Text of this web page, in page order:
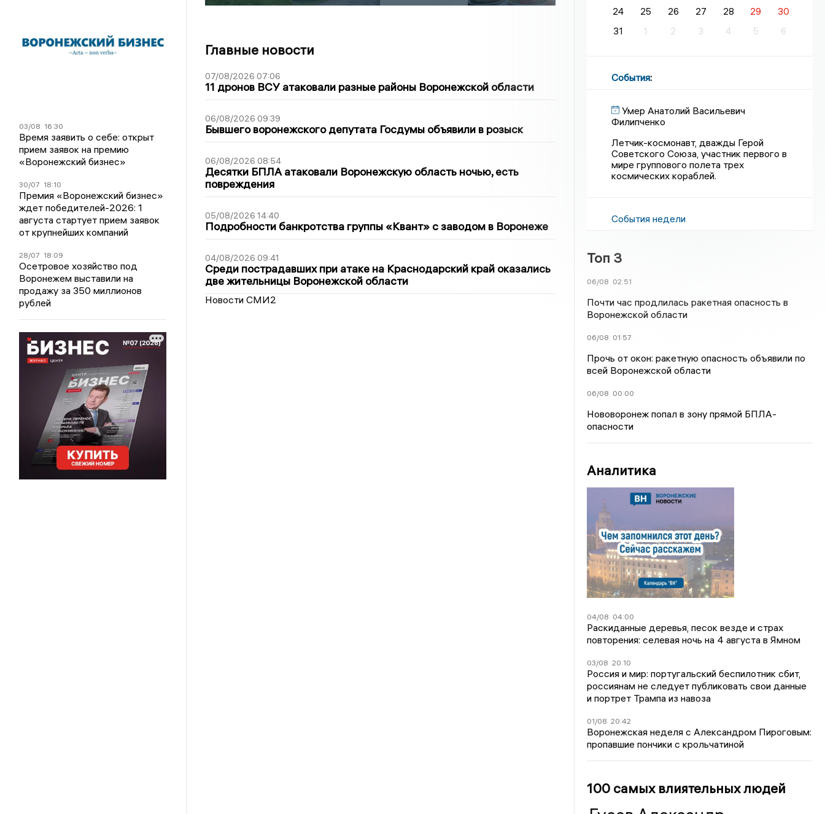
03/08 16:30
Время заявить о себе: открыт
прием заявок на премию
«Воронежский бизнес»
30/07 18:10
Премия «Воронежский бизнес»
ждет победителей-2026: 1
августа стартует прием заявок
от крупнейших компаний
28/07 18:09
Осетровое хозяйство под
Воронежем выставили на
продажу за 350 миллионов
рублей
Главные новости
07/08/2026 07:06
11 дронов ВСУ атаковали разные районы Воронежской области
06/08/2026 09:39
Бывшего воронежского депутата Госдумы объявили в розыск
06/08/2026 08:54
Десятки БПЛА атаковали Воронежскую область ночью, есть
повреждения
05/08/2026 14:40
Подробности банкротства группы «Квант» с заводом в Воронеже
04/08/2026 09:41
Среди пострадавших при атаке на Краснодарский край оказались
две жительницы Воронежской области
Новости СМИ2
24
25 26 27 28 29
30
31
1 2 3 4 5 6
События:
Умер Анатолий Васильевич
Филипченко
Летчик-космонавт, дважды Герой
Советского Союза, участник первого в
мире группового полета трех
космических кораблей.
События недели
Топ 3
06/08 02:51
Почти час продлилась ракетная опасность в
Воронежской области
06/08 01:57
Прочь от окон: ракетную опасность объявили по
всей Воронежской области
06/08 00:00
Нововоронеж попал в зону прямой БПЛА-
опасности
Аналитика
04/08 04:00
Раскиданные деревья, песок везде и страх
повторения: селевая ночь на 4 августа в Ямном
03/08 20:10
Россия и мир: португальский беспилотник сбит,
россиянам не следует публиковать свои данные
и портрет Трампа из навоза
01/08 20:42
Воронежская неделя с Александром Пироговым:
пропавшие пончики с крольчатиной
100 самых влиятельных людей